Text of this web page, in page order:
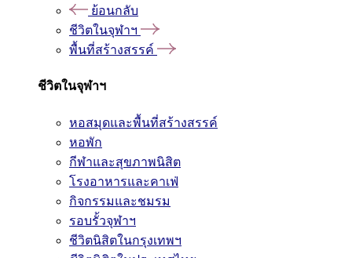
ย้อนกลับ
ชีวิตในจุฬาฯ
พื้นที่สร้างสรรค์
ชีวิตในจุฬาฯ
หอสมุดและพื้นที่สร้างสรรค์
หอพัก
กีฬาและสุขภาพนิสิต
โรงอาหารและคาเฟ่
กิจกรรมและชมรม
รอบรั้วจุฬาฯ
ชีวิตนิสิตในกรุงเทพฯ